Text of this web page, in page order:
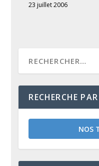
23 juillet 2006
RECHERCHE
NOS